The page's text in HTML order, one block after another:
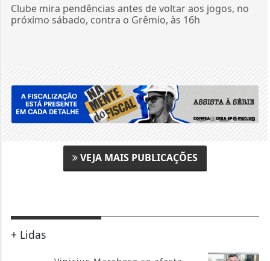
Clube mira pendências antes de voltar aos jogos, no
próximo sábado, contra o Grêmio, às 16h
VEJA MAIS PUBLICAÇÕES
+ Lidas